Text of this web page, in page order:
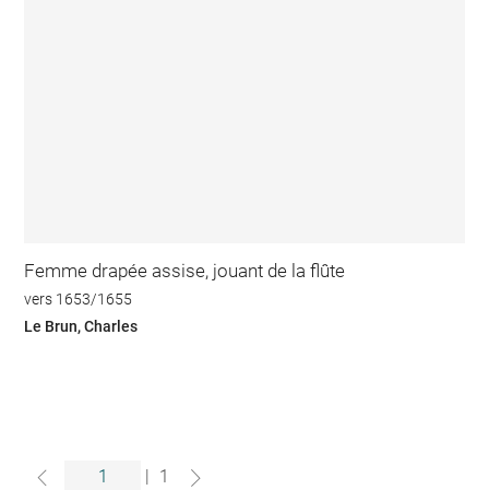
Femme drapée assise, jouant de la flûte
vers 1653/1655
Le Brun, Charles
1